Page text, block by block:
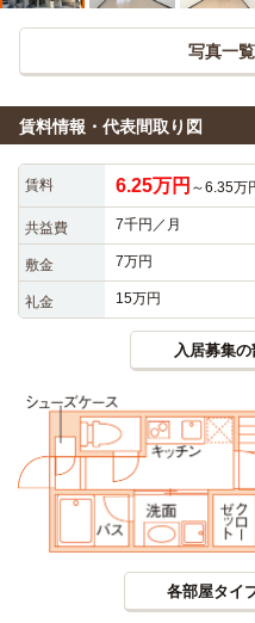
写真一
賃料情報・代表間取り図
賃料 6.25万円 ～6.35万
共益費 7千円／月
敷金 7万円
礼金 15万円
入居募集
各部屋タイ